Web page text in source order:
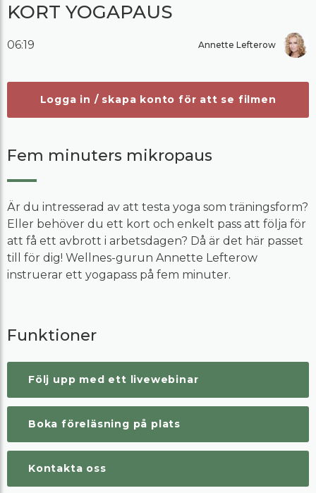
Annette Lefterow
KORT YOGAPAUS
06:19
Logga in / skapa konto för att se filmen
Fem minuters mikropaus
Är du intresserad av att testa yoga som träningsform?
Eller behöver du ett kort och enkelt pass att följa för
att få ett avbrott i arbetsdagen? Då är det här passet
till för dig! Wellnes-gurun Annette Lefterow
instruerar ett yogapass på fem minuter.
Funktioner
Följ upp med ett livewebinar
Boka föreläsning på plats
Kontakta oss